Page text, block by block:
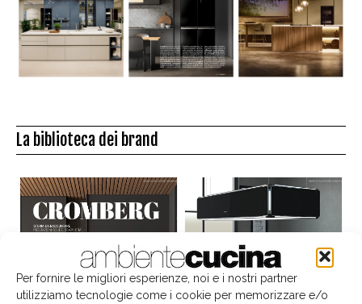
Per fornire le migliori esperienze, noi e i nostri partner
utilizziamo tecnologie come i cookie per memorizzare e/o
La biblioteca dei brand